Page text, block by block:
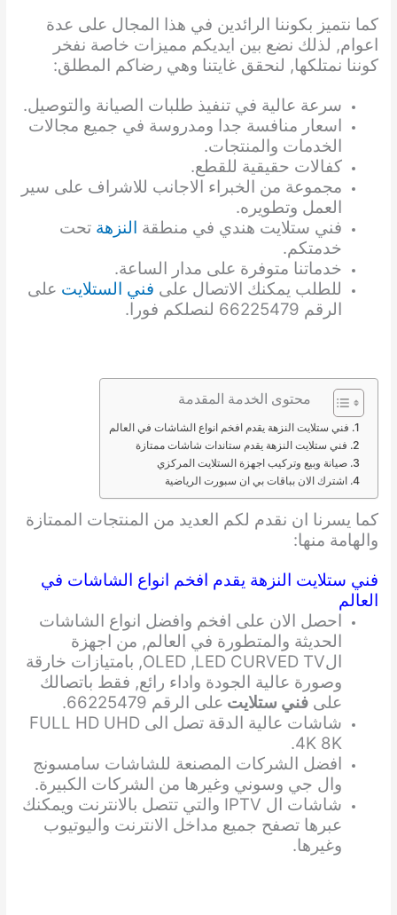
كما نتميز بكوننا الرائدين في هذا المجال على عدة
اعوام, لذلك نضع بين ايديكم مميزات خاصة نفخر
كوننا نمتلكها, لنحقق غايتنا وهي رضاكم المطلق:
سرعة عالية في تنفيذ طلبات الصيانة والتوصيل.
اسعار منافسة جدا ومدروسة في جميع مجالات
الخدمات والمنتجات.
كفالات حقيقية للقطع.
مجموعة من الخبراء الاجانب للاشراف على سير
العمل وتطويره.
فني ستلايت هندي في منطقة النزهة تحت
خدمتكم.
خدماتنا متوفرة على مدار الساعة.
للطلب يمكنك الاتصال على فني الستلايت على
الرقم 66225479 لنصلكم فورا.
محتوى الخدمة المقدمة
فني ستلايت النزهة يقدم افخم انواع الشاشات في العالم
فني ستلايت النزهة يقدم ستاندات شاشات ممتازة
صيانة وبيع وتركيب اجهزة الستلايت المركزي
اشترك الان بباقات بي ان سبورت الرياضية
كما يسرنا ان نقدم لكم العديد من المنتجات الممتازة
والهامة منها:
فني ستلايت النزهة يقدم افخم انواع الشاشات في
العالم
احصل الان على افخم وافضل انواع الشاشات
الحديثة والمتطورة في العالم, من اجهزة
الOLED ,LED CURVED TV, بامتيازات خارقة
وصورة عالية الجودة واداء رائع, فقط باتصالك
علىفني ستلايت على الرقم 66225479.
شاشات عالية الدقة تصل الى FULL HD UHD
4K 8K.
افضل الشركات المصنعة للشاشات سامسونج
وال جي وسوني وغيرها من الشركات الكبيرة.
شاشات ال IPTV والتي تتصل بالانترنت ويمكنك
عبرها تصفح جميع مداخل الانترنت واليوتيوب
وغيرها.